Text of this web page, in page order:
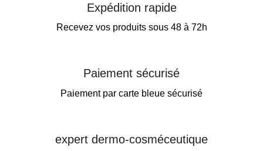
Expédition rapide
Recevez vos produits sous 48 à 72h
Paiement sécurisé
Paiement par carte bleue sécurisé
expert dermo-cosméceutique